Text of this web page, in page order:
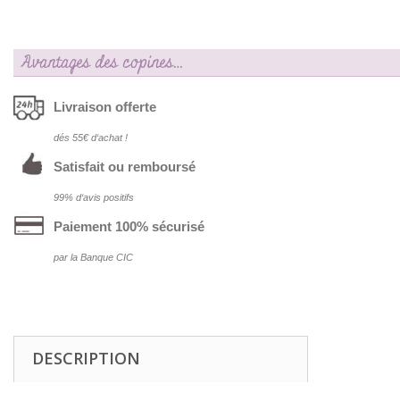
Avantages des copines…
Livraison offerte
dés 55€ d‘achat !
Satisfait ou remboursé
99% d‘avis positifs
Paiement 100% sécurisé
par la Banque CIC
DESCRIPTION